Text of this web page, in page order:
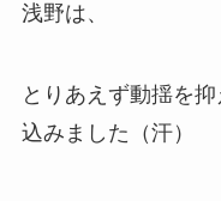
浅野は、
とりあえず動揺を
込みました（汗）